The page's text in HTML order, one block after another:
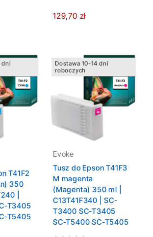
129,70 zł
dni
T41F2
350
|
T3405
T5405
Dostawa 10-14 dni
roboczych
Evoke
Tusz do Epson T41F3
M magenta
(Magenta) 350 ml |
C13T41F340 | SC-
T3400 SC-T3405
SC-T5400 SC-T5405